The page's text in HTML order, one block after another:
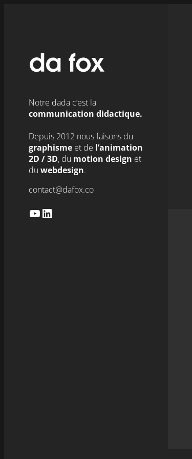
Notre dada c’est la
communication didactique.
Depuis 2012 nous faisons du
graphisme et de l’animation
2D / 3D, du motion design et
du webdesign.
contact@dafox.co
YouTube LinkedIn